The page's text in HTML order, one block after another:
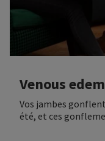
Venous
Vos jambes
été, et ces